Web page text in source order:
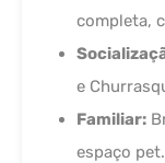
completa,
e
Familiar:
espaço pet.